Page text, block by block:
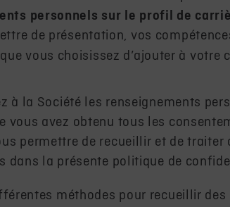
personnels sur le profil de
de présentation, vos
vous choisissez d’ajouter à votre
à la Société les renseignements
vous avez obtenu tous les
permettre de recueillir et de traiter
dans la présente politique de
méthodes pour recueillir